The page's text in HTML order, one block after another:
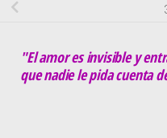
"El amor es invisible y
que nadie le pida cuenta